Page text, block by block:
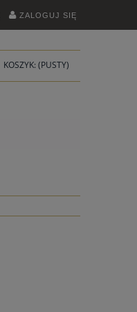
ZALOGUJ SIĘ
KOSZYK: (PUSTY)